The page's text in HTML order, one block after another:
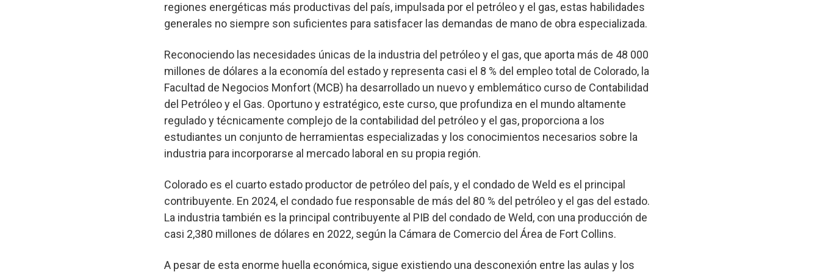
regiones energéticas más productivas del país, impulsada por el petróleo y el gas, estas habilidades
generales no siempre son suficientes para satisfacer las demandas de mano de obra especializada.
Reconociendo las necesidades únicas de la industria del petróleo y el gas, que aporta más de 48 000
millones de dólares a la economía del estado y representa casi el 8 % del empleo total de Colorado, la
Facultad de Negocios Monfort (MCB) ha desarrollado un nuevo y emblemático curso de Contabilidad
del Petróleo y el Gas. Oportuno y estratégico, este curso, que profundiza en el mundo altamente
regulado y técnicamente complejo de la contabilidad del petróleo y el gas, proporciona a los
estudiantes un conjunto de herramientas especializadas y los conocimientos necesarios sobre la
industria para incorporarse al mercado laboral en su propia región.
Colorado es el cuarto estado productor de petróleo del país, y el condado de Weld es el principal
contribuyente. En 2024, el condado fue responsable de más del 80 % del petróleo y el gas del estado.
La industria también es la principal contribuyente al PIB del condado de Weld, con una producción de
casi 2,380 millones de dólares en 2022, según la Cámara de Comercio del Área de Fort Collins.
A pesar de esta enorme huella económica, sigue existiendo una desconexión entre las aulas y los